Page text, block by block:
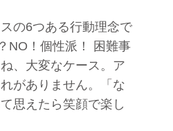
の6つある行動理念で
！個性派！ 困難事
、大変なケース。ア
がありません。「な
思えたら笑顔で楽し